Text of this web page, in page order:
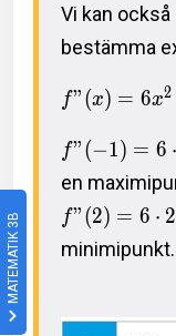
MATEMATIK 3B
Vi kan
bestämma
f”(x) = 6x2
f”(−1) = 6 ⋅
en
f”(2) = 6 ⋅ 2
minimipunkt.